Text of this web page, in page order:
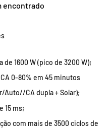
encontrado
1600 W (pico de 3200 W);
0-80% em 45 minutos
Auto//CA dupla + Solar);
15 ms;
com mais de 3500 ciclos de